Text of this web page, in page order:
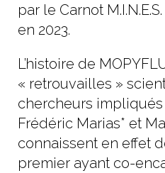
par le Carnot
en 2023.
L’histoire de
« retrouvailles »
chercheurs
Frédéric Marias* et
connaissent en effet
premier ayant co-